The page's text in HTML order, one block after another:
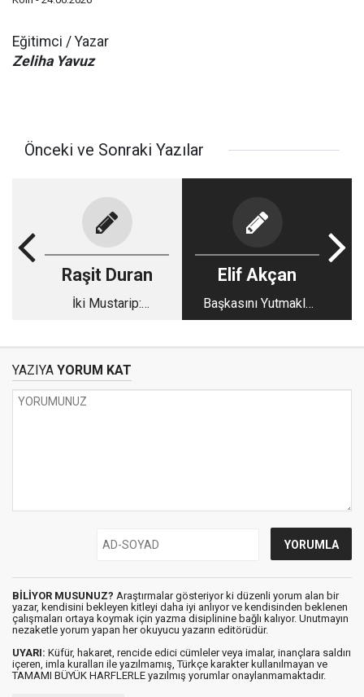
Eğitimci / Yazar
Zeliha Yavuz
Önceki ve Sonraki Yazılar
Raşit Duran
İki Mustarip:
Âkif
Elif Akçan
Başkasını Yutmakla
Beslenmek
YAZIYA YORUM KAT
BİLİYOR MUSUNUZ? Araştırmalar gösteriyor ki düzenli yorum alan bir
yazar, kendisini bekleyen kitleyi daha iyi anlıyor ve kendisinden beklenen
çalışmaları ortaya koymak için yazma disiplinine bağlı kalıyor. Unutmayın
nezaketle yorum yapan her okuyucu yazarın editörüdür.
UYARI: Küfür, hakaret, rencide edici cümleler veya imalar, inançlara saldırı
içeren, imla kuralları ile yazılmamış, Türkçe karakter kullanılmayan ve
TAMAMI BÜYÜK HARFLERLE yazılmış yorumlar onaylanmamaktadır.